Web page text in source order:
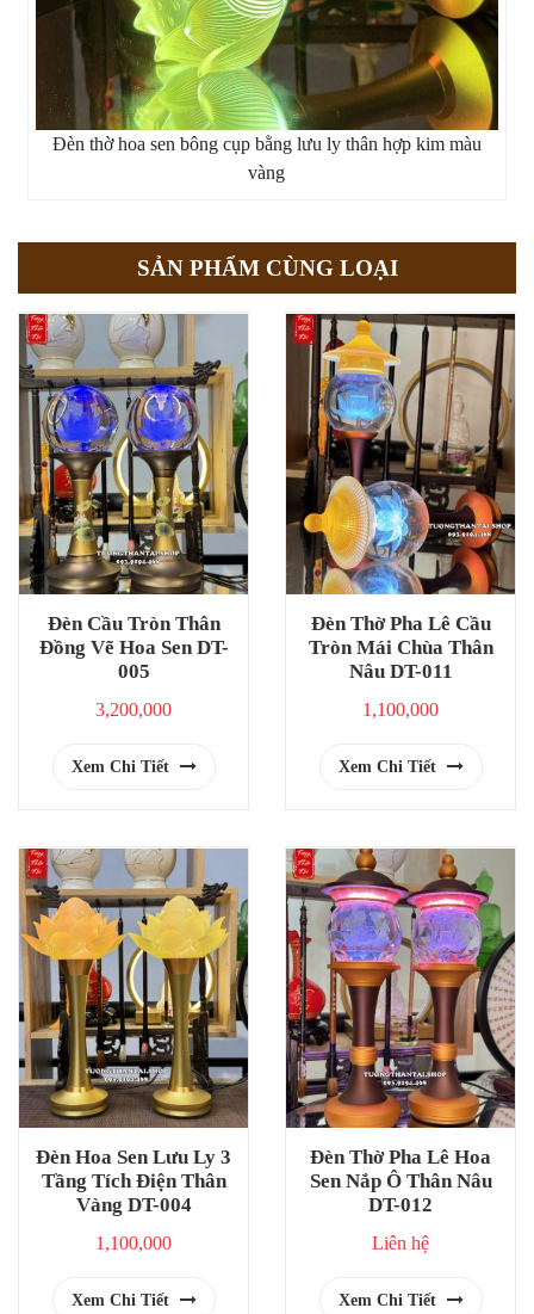
Đèn thờ hoa sen bông cụp bằng lưu ly thân hợp kim màu
vàng
SẢN PHẨM CÙNG LOẠI
Đèn Cầu Tròn Thân
Đồng Vẽ Hoa Sen DT-
005
3,200,000
Xem Chi Tiết
Đèn Thờ Pha Lê Cầu
Tròn Mái Chùa Thân
Nâu DT-011
1,100,000
Xem Chi Tiết
Đèn Hoa Sen Lưu Ly 3
Tầng Tích Điện Thân
Vàng DT-004
1,100,000
Xem Chi Tiết
Đèn Thờ Pha Lê Hoa
Sen Nắp Ô Thân Nâu
DT-012
Liên hệ
Xem Chi Tiết